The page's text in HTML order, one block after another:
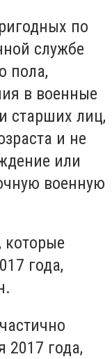
по
службе
пола,
в военные
старших лиц,
и не
или
военную
которые
года,
2017 года,